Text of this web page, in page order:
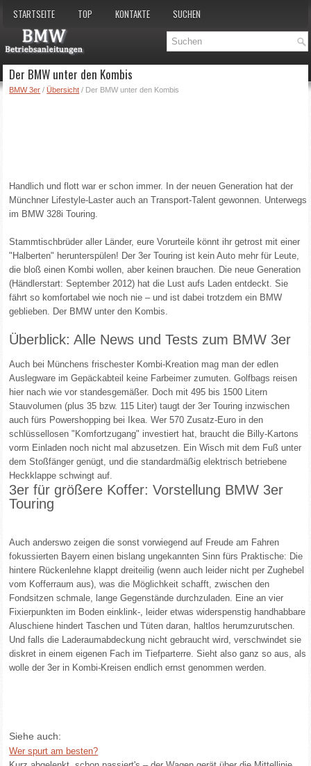
STARTSEITE TOP KONTAKTE SUCHEN
Der BMW unter den Kombis
BMW 3er /Übersicht / Der BMW unter den Kombis
Handlich und flott war er schon immer. In der neuen Generation hat der
Münchner Lifestyle-Laster auch an Transport-Talent gewonnen. Unterwegs
im BMW 328i Touring.
Stammtischbrüder aller Länder, eure Vorurteile könnt ihr getrost mit einer
"Halberten" herunterspülen! Der 3er Touring ist kein Auto mehr für Leute,
die bloß einen Kombi wollen, aber keinen brauchen. Die neue Generation
(Händlerstart: September 2012) hat die Lust aufs Laden entdeckt. Sie
fährt so komfortabel wie noch nie – und ist dabei trotzdem ein BMW
geblieben. Der BMW unter den Kombis.
Überblick: Alle News und Tests zum BMW 3er
Auch bei Münchens frischester Kombi-Kreation mag man der edlen
Auslegware im Gepäckabteil keine Farbeimer zumuten. Golfbags reisen
hier nach wie vor standesgemäßer. Doch mit 495 bis 1500 Litern
Stauvolumen (plus 35 bzw. 115 Liter) taugt der 3er Touring inzwischen
auch fürs Powershopping bei Ikea. Wer 570 Zusatz-Euro in den
schlüssellosen "Komfortzugang" investiert hat, braucht die Billy-Kartons
vorm Einladen noch nicht mal abzusetzen. Ein Wisch mit dem Fuß unter
dem Stoßfänger genügt, und die standardmäßig elektrisch betriebene
Heckklappe schwingt auf.
3er für größere Koffer: Vorstellung BMW 3er
Touring
Auch anderswo zeigen die sonst vorwiegend auf Freude am Fahren
fokussierten Bayern einen bislang ungekannten Sinn fürs Praktische: Die
hintere Rückenlehne klappt dreiteilig (wenn auch leider nicht per Zughebel
vom Kofferraum aus), was die Möglichkeit schafft, zwischen den
Fondsitzen schmale, lange Gegenstände durchzuladen. Eine an vier
Fixierpunkten im Boden einklink-, leider etwas widerspenstig handhabbare
Aluschiene hindert Taschen und Tüten daran, haltlos herumzurutschen.
Und falls die Laderaumabdeckung nicht gebraucht wird, verschwindet sie
diskret in einem eigenen Fach im Tiefparterre. Sieht also ganz so aus, als
wolle der 3er in Kombi-Kreisen endlich ernst genommen werden.
Siehe auch:
Wer spurt am besten?